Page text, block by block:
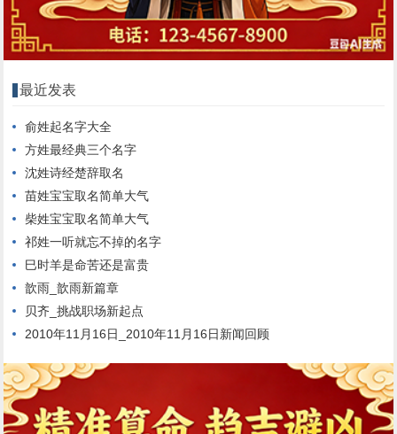
最近发表
俞姓起名字大全
方姓最经典三个名字
沈姓诗经楚辞取名
苗姓宝宝取名简单大气
柴姓宝宝取名简单大气
祁姓一听就忘不掉的名字
巳时羊是命苦还是富贵
歆雨_歆雨新篇章
贝齐_挑战职场新起点
2010年11月16日_2010年11月16日新闻回顾